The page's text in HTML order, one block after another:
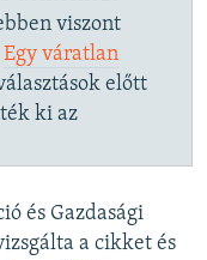
viszont
Egy váratlan
előtt
ki az
és Gazdasági
a cikket és